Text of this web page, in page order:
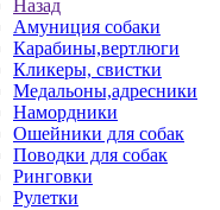
Назад
Амуниция собаки
Карабины,вертлюги
Кликеры, свистки
Медальоны,адресники
Намордники
Ошейники для собак
Поводки для собак
Ринговки
Рулетки